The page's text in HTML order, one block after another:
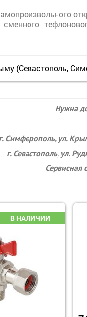
сменного
(Севастополь,
Нужна
г. Симферополь, ул.
г. Севастополь, ул.
Сервисная